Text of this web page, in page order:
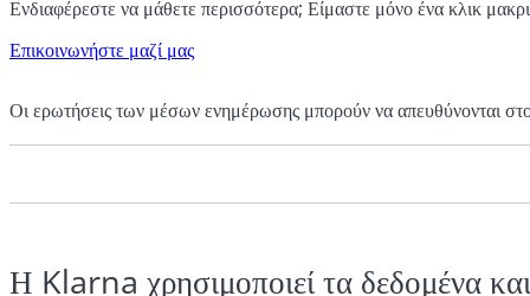
Ενδιαφέρεστε να μάθετε περισσότερα; Είμαστε μόνο ένα κλικ
Επικοινωνήστε μαζί μας
Οι ερωτήσεις των μέσων ενημέρωσης μπορούν να απευθύνονται
Η Klarna χρησιμοποιεί τα δεδομένα